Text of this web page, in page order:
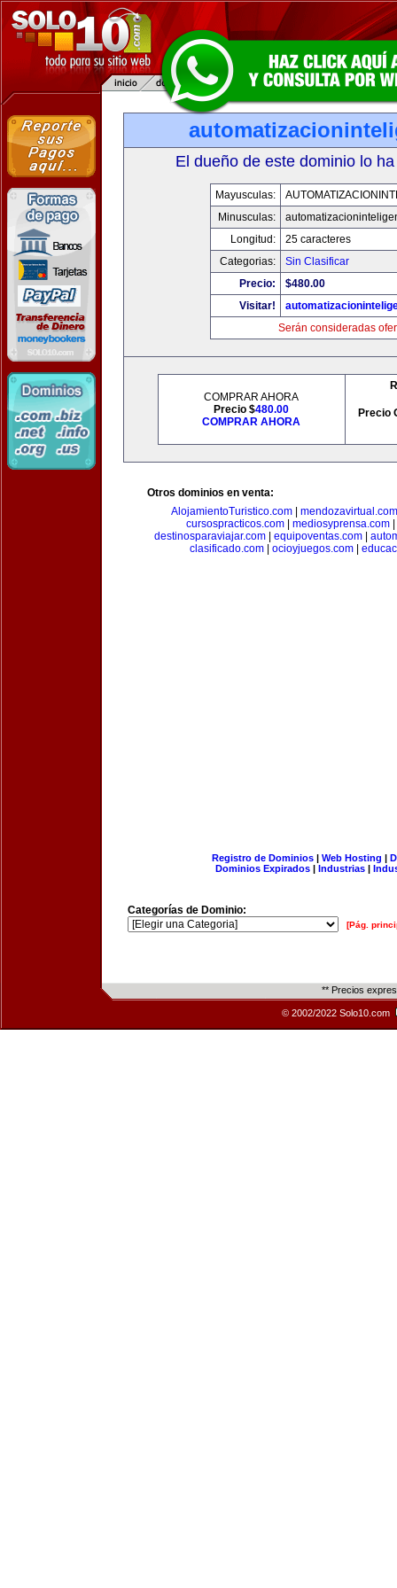
El dueño de este dominio lo
Mayusculas:
Minusculas:
Longitud:
25 caracteres
Categorias:
Sin Clasificar
Precio:
$480.00
Visitar!
Serán consideradas
COMPRAR AHORA
Precio $480.00
COMPRAR AHORA
Precio
Otros dominios en venta:
AlojamientoTuristico.com
mendozavirtual.com
cursospracticos.com| mediosyprensa.com|
destinosparaviajar.com
equipoventas.com
clasificado.com
ocioyjuegos.com
Registro de Dominios| Web Hosting |
Dominios Expirados | Industrias |
Categorías de Dominio:
[Pág.
** Precios
© 2002/2022 Solo10.com